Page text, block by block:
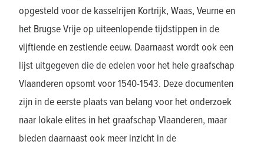
opgesteld voor de kasselrijen Kortrijk, Waas, Veurne en
het Brugse Vrije op uiteenlopende tijdstippen in de
vijftiende en zestiende eeuw. Daarnaast wordt ook een
lijst uitgegeven die de edelen voor het hele graafschap
Vlaanderen opsomt voor 1540-1543. Deze documenten
zijn in de eerste plaats van belang voor het onderzoek
naar lokale elites in het graafschap Vlaanderen, maar
bieden daarnaast ook meer inzicht in de